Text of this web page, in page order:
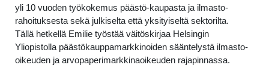
yli 10 vuoden työkokemus päästö-kaupasta ja ilmasto-
rahoituksesta sekä julkiselta että yksityiseltä sektorilta.
Tällä hetkellä Emilie työstää väitöskirjaa Helsingin
Yliopistolla päästökauppamarkkinoiden sääntelystä ilmasto-
oikeuden ja arvopaperimarkkinaoikeuden rajapinnassa.